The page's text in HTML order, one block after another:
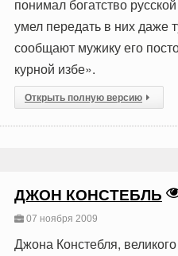
понимал богатство
умел передать в них даже
сообщают мужику его
курной избе».
Открыть полную версию
ДЖОН КОНСТЕБЛЬ
07 ноября 2009
Джона Констебля,